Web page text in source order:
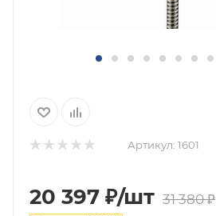
Артикул: 1601
20 397 ₽/шт 31 380₽